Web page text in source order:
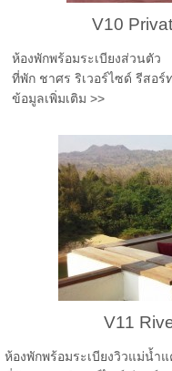
V10
ห้องพักพร้อมระเบียงส่วนตัว
ที่พัก ชาศร ริเวอร์ไซด์ รีสอ
ข้อมูลเพิ่มเติม >>
V11
ห้องพักพร้อมระเบียงวิวแม่น้ำ